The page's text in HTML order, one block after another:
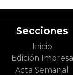
Secciones
Inicio
Edición Impresa
Acta Semanal